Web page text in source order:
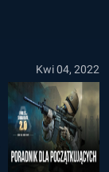
Kwi 04, 2022